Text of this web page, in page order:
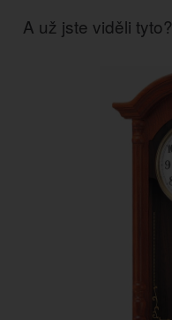
A už jste viděli tyto?